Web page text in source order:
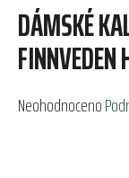
DÁMSKÉ
FINNVEDEN
Průměrné
Neohodnoceno